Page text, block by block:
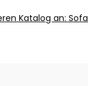
Katalog an: Sofa